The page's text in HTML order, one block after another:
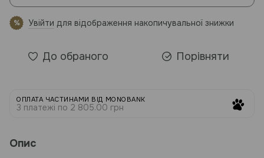
% Увійти для відображення накопичувальної знижки
До обраного Порівняти
ОПЛАТА ЧАСТИНАМИ ВІД MONOBANK
3 платежі по 2 805.00 грн
Опис